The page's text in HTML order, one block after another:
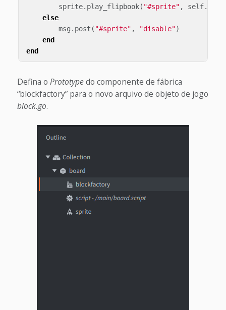
sprite. play_flipbook( "#sprite" , self.
else
msg . post ( "#sprite" , "disable")
end
end
Defina o Prototypedo componente de fábrica
“blockfactory” para o novo arquivo de objeto de jogo
block.go.